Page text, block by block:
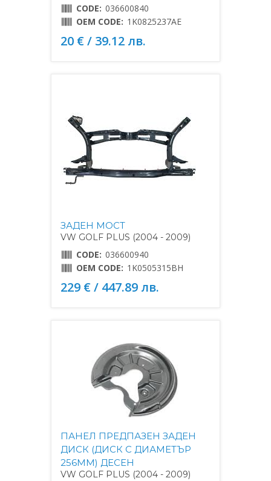
CODE: 036600840
OEM CODE: 1K0825237AE
20 € / 39.12 лв.
ЗАДЕН МОСТ
VW GOLF PLUS (2004 - 2009)
CODE: 036600940
OEM CODE: 1K0505315BH
229 € / 447.89 лв.
ПАНЕЛ ПРЕДПАЗЕН ЗАДЕН
ДИСК (ДИСК С ДИАМЕТЪР
256MM) ДЕСЕН
VW GOLF PLUS (2004 - 2009)